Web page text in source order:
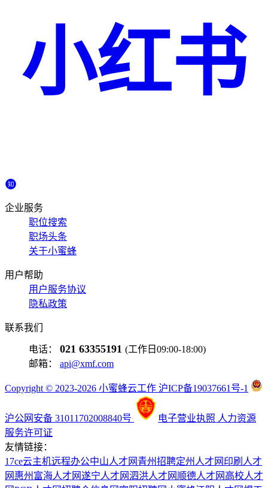
小红书
企业服务
职位搜索
职场头条
关于小蜜蜂
用户帮助
用户服务协议
隐私政策
联系我们
电话： 021 63355191 (工作日09:00-18:00)
邮箱： api@xmf.com
Copyright © 2023-2026 小蜜蜂云工作 沪ICP备19037661号-1
沪公网安备 31011702008840号 电子营业执照 人力资源
服务许可证
友情链接：
17ce云主机远程办公中山人才网 青州招聘定州人才网 印刷人才
网 惠州富海人才网遂宁人才网泗洪人才网 顺德人才网 高校人才